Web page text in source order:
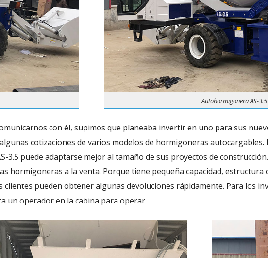
Autohormigonera AS-
con él, supimos que planeaba invertir en uno para sus
cotizaciones de varios modelos de hormigoneras
3.5 puede adaptarse mejor al tamaño de sus proyectos de
hormigoneras a la venta. Porque tiene pequeña capacidad, estructura
pueden obtener algunas devoluciones rápidamente. Para los
un operador en la cabina para operar.